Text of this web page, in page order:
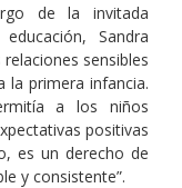
de la invitada
Sandra
sensibles
la primera infancia.
a los niños
positivas
es un derecho de
y consistente”.